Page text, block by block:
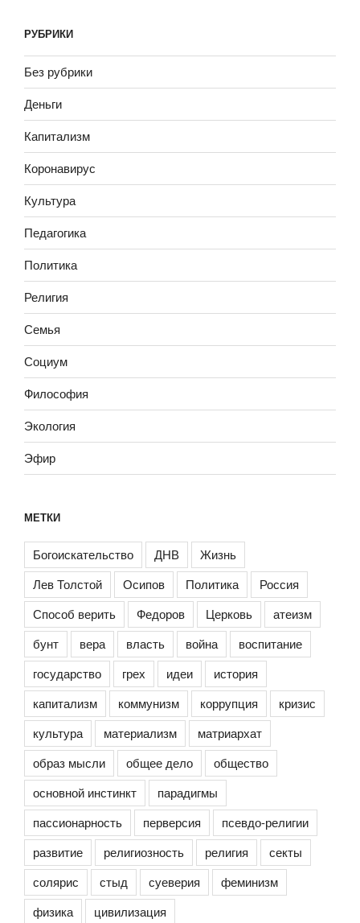
РУБРИКИ
Без рубрики
Деньги
Капитализм
Коронавирус
Культура
Педагогика
Политика
Религия
Семья
Социум
Философия
Экология
Эфир
МЕТКИ
Богоискательство ДНВ
Жизнь
Лев Толстой
Осипов Политика
Россия
Способ верить
Федоров Церковь
атеизм
бунт
вера власть война
воспитание
государство
грех идеи
история
капитализм
коммунизм коррупция
кризис
культура
материализм
матриархат
образ мысли
общее дело
общество
основной инстинкт
парадигмы
пассионарность
перверсия
псевдо-религии
развитие
религиозность религия
секты
солярис
стыд суеверия
феминизм
физика
цивилизация